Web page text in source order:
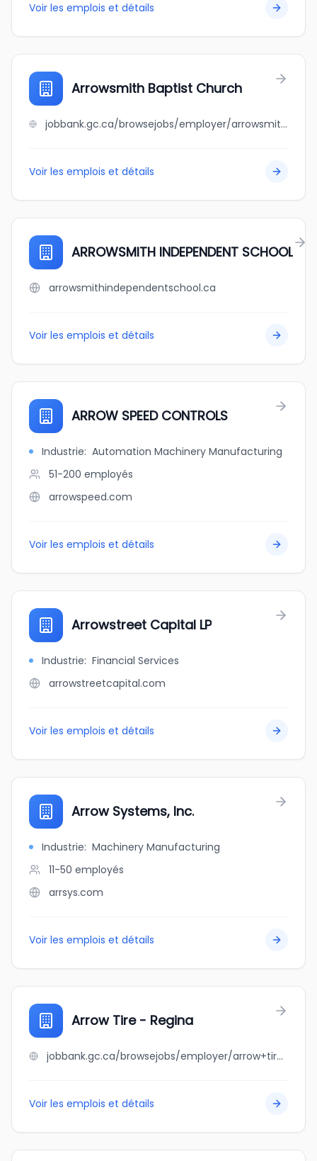
Voir les emplois et détails
Arrowsmith Baptist Church
jobbank.gc.ca/browsejobs/employer/arrowsmith+baptist+church/ca
Voir les emplois et détails
ARROWSMITH INDEPENDENT SCHOOL
arrowsmithindependentschool.ca
Voir les emplois et détails
ARROW SPEED CONTROLS
Industrie: Automation Machinery Manufacturing
51-200 employés
arrowspeed.com
Voir les emplois et détails
Arrowstreet Capital LP
Industrie: Financial Services
arrowstreetcapital.com
Voir les emplois et détails
Arrow Systems, Inc.
Industrie: Machinery Manufacturing
11-50 employés
arrsys.com
Voir les emplois et détails
Arrow Tire - Regina
jobbank.gc.ca/browsejobs/employer/arrow+tire+-+regina/ca
Voir les emplois et détails